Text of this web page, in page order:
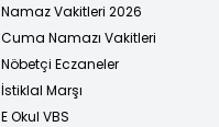
Namaz Vakitleri 2026
Cuma Namazı Vakitleri
Nöbetçi Eczaneler
İstiklal Marşı
E Okul VBS